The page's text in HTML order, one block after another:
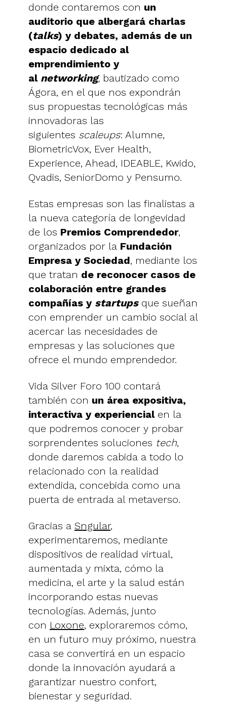
donde contaremos con un
auditorio que albergará charlas
(talks) y debates, además de un
espacio dedicado al
emprendimiento y
al networking, bautizado como
Ágora, en el que nos expondrán
sus propuestas tecnológicas más
innovadoras las
siguientes scaleups: Alumne,
BiometricVox, Ever Health,
Experience, Ahead, IDEABLE, Kwido,
Qvadis, SeniorDomo y Pensumo.
Estas empresas son las finalistas a
la nueva categoría de longevidad
de los Premios Comprendedor,
organizados por la Fundación
Empresa y Sociedad, mediante los
que tratan de reconocer casos de
colaboración entre grandes
compañías y startupsque sueñan
con emprender un cambio social al
acercar las necesidades de
empresas y las soluciones que
ofrece el mundo emprendedor.
Vida Silver Foro 100 contará
también con un área expositiva,
interactiva y experiencialen la
que podremos conocer y probar
sorprendentes soluciones tech,
donde daremos cabida a todo lo
relacionado con la realidad
extendida, concebida como una
puerta de entrada al metaverso.
Gracias a Sngular,
experimentaremos, mediante
dispositivos de realidad virtual,
aumentada y mixta, cómo la
medicina, el arte y la salud están
incorporando estas nuevas
tecnologías. Además, junto
con Loxone, exploraremos cómo,
en un futuro muy próximo, nuestra
casa se convertirá en un espacio
donde la innovación ayudará a
garantizar nuestro confort,
bienestar y seguridad.